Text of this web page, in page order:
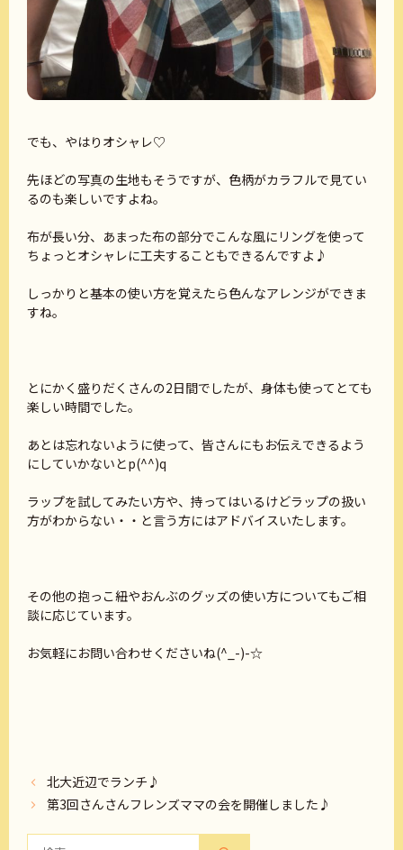
でも、やはりオシャレ♡
先ほどの写真の生地もそうですが、色柄がカラフルで見てい
るのも楽しいですよね。
布が長い分、あまった布の部分でこんな風にリングを使って
ちょっとオシャレに工夫することもできるんですよ♪
しっかりと基本の使い方を覚えたら色んなアレンジができま
すね。
とにかく盛りだくさんの2日間でしたが、身体も使ってとても
楽しい時間でした。
あとは忘れないように使って、皆さんにもお伝えできるよう
にしていかないとp(^^)q
ラップを試してみたい方や、持ってはいるけどラップの扱い
方がわからない・・と言う方にはアドバイスいたします。
その他の抱っこ紐やおんぶのグッズの使い方についてもご相
談に応じています。
お気軽にお問い合わせくださいね(^_-)-☆
北大近辺でランチ♪
第3回さんさんフレンズママの会を開催しました♪